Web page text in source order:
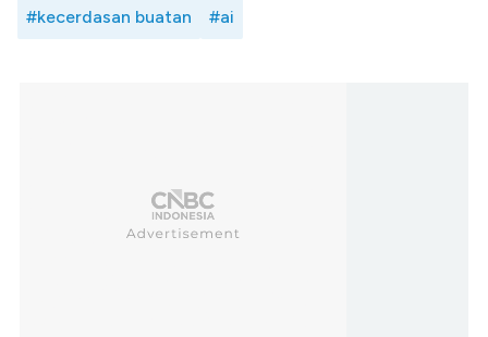
#kecerdasan buatan #ai